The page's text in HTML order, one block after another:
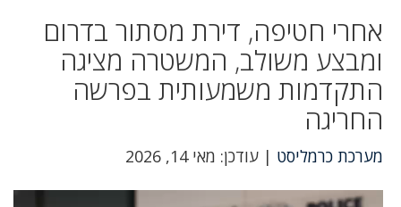
אחרי חטיפה, דירת מסתור בדרום
ומבצע משולב, המשטרה מציגה
התקדמות משמעותית בפרשה
החריגה
מערכת כרמליסט | עודכן: מאי 14, 2026